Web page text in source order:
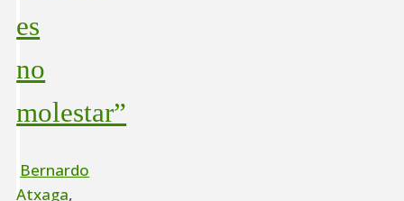
es
no
molestar”
Bernardo
Atxaga,